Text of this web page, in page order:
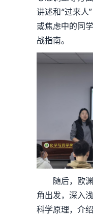
讲述和“过来人
或焦虑中的同
战指南。
随后，欧
角出发，深入
科学原理，介